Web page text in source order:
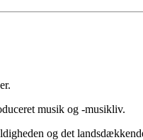
musik og -musikliv.
og det